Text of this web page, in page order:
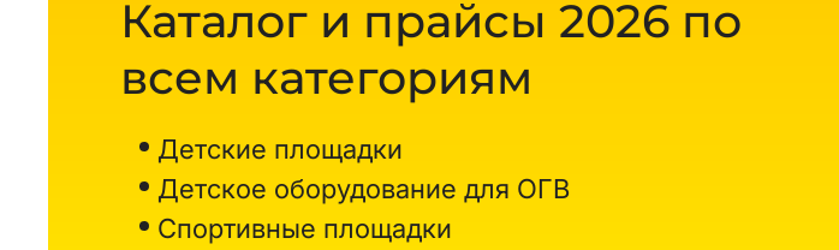
Каталог и прайсы 2026 по
всем категориям
Детские площадки
Детское оборудование для ОГВ
Спортивные площадки